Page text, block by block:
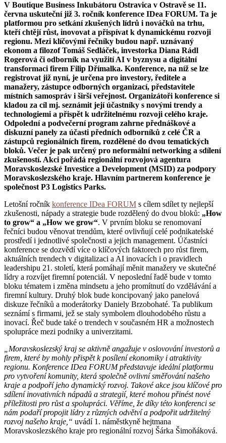
V Boutique Business Inkubátoru Ostravica v Ostravě se 11.
června uskuteční již 3. ročník konference IDea FORUM. Ta je
platformou pro setkání zkušených lídrů i nováčků na trhu,
kteří chtějí růst, inovovat a přispívat k dynamickému rozvoji
regionu. Mezi klíčovými řečníky budou např. uznávaný
ekonom a filozof Tomáš Sedláček, investorka Diana Rádl
Rogerová či odborník na využití AI v byznysu a digitální
transformaci firem Filip Dřímalka. Konference, na níž se lze
registrovat již nyní, je určena pro investory, ředitele a
manažery, zástupce odborných organizací, představitele
místních samospráv i širší veřejnost. Organizátoři konference si
kladou za cíl mj. seznámit její účastníky s novými trendy a
technologiemi a přispět k udržitelnému rozvoji celého kraje.
Odpolední a podvečerní program zahrne přednáškové a
diskuzní panely za účasti předních odborníků z celé ČR a
zástupců regionálních firem, rozdělené do dvou tematických
bloků. Večer je pak určený pro neformální networking a sdílení
zkušeností. Akci pořádá regionální rozvojová agentura
Moravskoslezské Investice a Development (MSID) za podpory
Moravskoslezského kraje. Hlavním partnerem konference je
společnost P3 Logistics Parks.
Letošní ročník konference IDea FORUM s cílem sdílet ty nejlepší
zkušenosti, nápady a strategie bude rozdělený do dvou bloků: „How
to grow“ a „How we grow“. V prvním bloku se renomovaní
řečníci budou věnovat trendům, které ovlivňují celé podnikatelské
prostředí i jednotlivé společnosti a jejich management. Účastníci
konference se dozvědí více o klíčových faktorech pro růst firem,
aktuálních trendech v digitalizaci a AI inovacích i o pravidlech
leadershipu 21. století, která pomáhají měnit manažery ve skutečné
lídry a rozvíjet firemní potenciál. V neposlední řadě bude v tomto
bloku tématem i změna mindsetu a jeho promítnutí do vzdělávání a
firemní kultury. Druhý blok bude koncipovaný jako panelová
diskuze řečníků a moderátorky Daniely Brzobohaté. Ta publikum
seznámí s firmami, jež se staly symbolem dlouhodobého růstu a
inovací. Řeč bude také o trendech v současném HR a možnostech
spolupráce mezi podniky a univerzitami.
„Moravskoslezský kraj se aktivně angažuje v oslovování investorů a
firem, které by mohly přispět k posílení ekonomiky i atraktivity
regionu. Konference IDea FORUM představuje ideální platformu
pro vytvoření komunity, která společně ovlivní směřování našeho
kraje a podpoří jeho dynamický rozvoj. Takové akce jsou klíčové pro
sdílení inovativních nápadů a strategií, které mohou přinést nové
příležitosti pro růst a spolupráci. Věříme, že díky této konferenci se
nám podaří propojit lídry z různých odvětví a podpořit udržitelný
rozvoj našeho kraje,“ uvádí 1. náměstkyně hejtmana
Moravskoslezského kraje pro regionální rozvoj Šárka Šimoňáková.